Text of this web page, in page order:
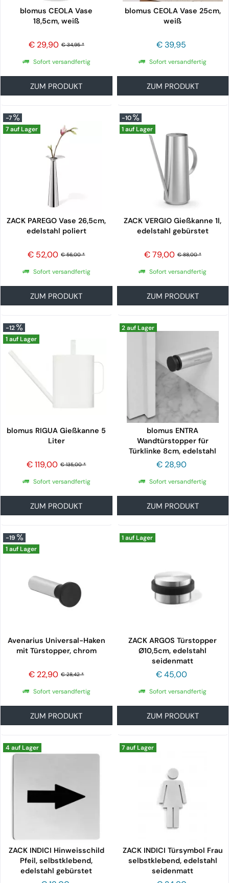
blomus CEOLA Vase
18,5cm, weiß
€ 34,95 *
€ 29,90
Sofort versandfertig
ZUM PRODUKT
blomus CEOLA Vase 25cm,
weiß
€ 39,95
Sofort versandfertig
ZUM PRODUKT
-7
7 auf Lager
ZACK PAREGO Vase 26,5cm,
edelstahl poliert
€ 56,00 *
€ 52,00
Sofort versandfertig
ZUM PRODUKT
-10
1 auf Lager
ZACK VERGIO Gießkanne 1l,
edelstahl gebürstet
€ 88,00 *
€ 79,00
Sofort versandfertig
ZUM PRODUKT
-12
1 auf Lager
blomus RIGUA Gießkanne 5
Liter
€ 135,00 *
€ 119,00
Sofort versandfertig
ZUM PRODUKT
2 auf Lager
blomus ENTRA
Wandtürstopper für
Türklinke 8cm, edelstahl
matt
€ 28,90
Sofort versandfertig
ZUM PRODUKT
-19
1 auf Lager
Avenarius Universal-Haken
mit Türstopper, chrom
€ 28,42 *
€ 22,90
Sofort versandfertig
ZUM PRODUKT
1 auf Lager
ZACK ARGOS Türstopper
Ø10,5cm, edelstahl
seidenmatt
€ 45,00
Sofort versandfertig
ZUM PRODUKT
4 auf Lager
ZACK INDICI Hinweisschild
Pfeil, selbstklebend,
edelstahl gebürstet
7 auf Lager
ZACK INDICI Türsymbol Frau
selbstklebend, edelstahl
seidenmatt